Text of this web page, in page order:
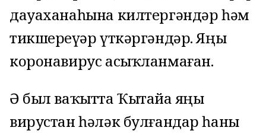
дауаханаһына килтергәндәр һәм
тикшереүҙәр үткәргәндәр. Яңы
коронавирус асыҡланмаған.
Ә был ваҡытта Ҡытайҙа яңы
вирустан һәләк булғандар һаны